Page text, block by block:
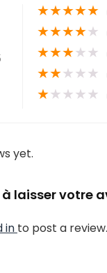
★★★★★
★★★★★
★★★★★
★★★★★
★★★★★
yet.
à laisser votre
in to post a review.